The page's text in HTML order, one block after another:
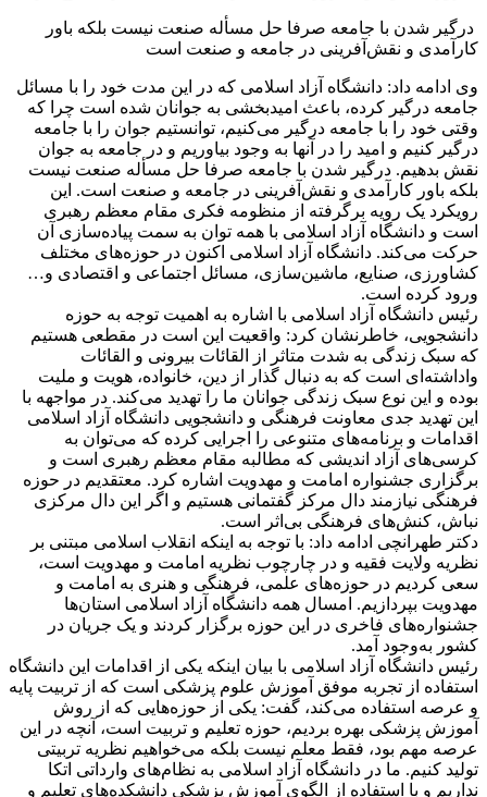
‎ درگیر شدن با جامعه صرفا حل مسأله صنعت نیست بلکه باور
کارآمدی و نقش‌آفرینی در جامعه و صنعت است
‎وی ادامه داد: دانشگاه آزاد اسلامی که در این مدت خود را با مسائل
جامعه درگیر کرده، باعث امیدبخشی به جوانان شده است چرا که
وقتی خود را با جامعه درگیر می‌کنیم، توانستیم جوان را با جامعه
درگیر کنیم و امید را در آنها به وجود بیاوریم و در جامعه به جوان
نقش بدهیم. درگیر شدن با جامعه صرفا حل مسأله صنعت نیست
بلکه باور کارآمدی و نقش‌آفرینی در جامعه و صنعت است. این
رویکرد یک رویه برگرفته از منظومه فکری مقام معظم رهبری
است و دانشگاه آزاد اسلامی با همه توان به سمت پیاده‌سازی آن
حرکت می‌کند. دانشگاه آزاد اسلامی اکنون در حوزه‌های مختلف
کشاورزی، صنایع، ماشین‌سازی، مسائل اجتماعی و اقتصادی و…
ورود کرده است.
‎رئیس دانشگاه آزاد اسلامی با اشاره به اهمیت توجه به حوزه
دانشجویی، خاطرنشان کرد: واقعیت این است در مقطعی هستیم
که سبک زندگی به شدت متاثر از القائات بیرونی و القائات
واداشته‌ای است که به دنبال گذار از دین، خانواده، هویت و ملیت
بوده و این نوع سبک زندگی جوانان ما را تهدید می‌کند. در مواجهه با
این تهدید جدی معاونت فرهنگی و دانشجویی دانشگاه آزاد اسلامی
اقدامات و برنامه‌های متنوعی را اجرایی کرده که می‌توان به
کرسی‌های آزاد اندیشی که مطالبه مقام معظم رهبری است و
برگزاری جشنواره امامت و مهدویت اشاره کرد. معتقدیم در حوزه
فرهنگی نیازمند دال مرکز گفتمانی هستیم و اگر این دال مرکزی
نباش، کنش‌های فرهنگی بی‌اثر است.
‎دکتر طهرانچی ادامه داد: با توجه به اینکه انقلاب اسلامی مبتنی بر
نظریه ولایت فقیه و در چارچوب نظریه امامت و مهدویت است،
سعی کردیم در حوزه‌های علمی، فرهنگی و هنری به امامت و
مهدویت بپردازیم. امسال همه دانشگاه آزاد اسلامی استان‌ها
جشنواره‌های فاخری در این حوزه برگزار کردند و یک جریان در
کشور به‌وجود آمد.
‎رئیس دانشگاه آزاد اسلامی با بیان اینکه یکی از اقدامات این دانشگاه
استفاده از تجربه موفق آموزش علوم پزشکی است که از تربیت پایه
و عرصه استفاده می‌کند، گفت: یکی از حوزه‌هایی که از روش
آموزش پزشکی بهره بردیم، حوزه تعلیم و تربیت است، آنچه در این
عرصه مهم بود، فقط معلم نیست بلکه می‌خواهیم نظریه تربیتی
تولید کنیم. ما در دانشگاه آزاد اسلامی به نظام‌های وارداتی اتکا
نداریم و با استفاده از الگوی آموزش پزشکی دانشکده‌های تعلیم و